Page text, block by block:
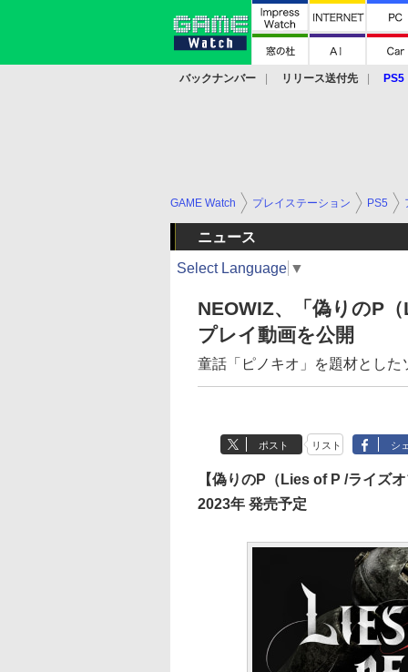
バックナンバー リリース送付先
PS5
GAME Watch プレイステーション PS5
ニュース
Select Language ▼
NEOWIZ、「偽りのP
プレイ動画を公開
童話「ピノキオ」を題材とした
ポスト リスト シ
【偽りのP（Lies of P /ライズ
2023年 発売予定